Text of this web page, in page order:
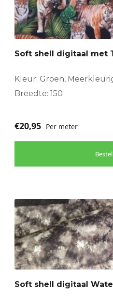
Soft shell digitaal met
Kleur: Groen,
Breedte: 150
€20,95 Per meter
Soft shell digitaal